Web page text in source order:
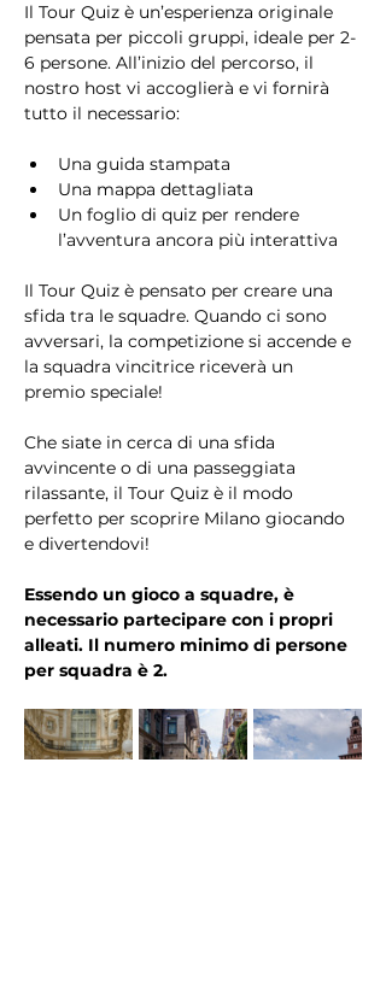
Il Tour Quiz è un’esperienza originale
pensata per piccoli gruppi, ideale per 2-
6 persone. All’inizio del percorso, il
nostro host vi accoglierà e vi fornirà
tutto il necessario:
Una guida stampata
Una mappa dettagliata
Un foglio di quiz per rendere
l’avventura ancora più interattiva
Il Tour Quiz è pensato per creare una
sfida tra le squadre. Quando ci sono
avversari, la competizione si accende e
la squadra vincitrice riceverà un
premio speciale!
Che siate in cerca di una sfida
avvincente o di una passeggiata
rilassante, il Tour Quiz è il modo
perfetto per scoprire Milano giocando
e divertendovi!
Essendo un gioco a squadre, è
necessario partecipare con i propri
alleati. Il numero minimo di persone
per squadra è 2.